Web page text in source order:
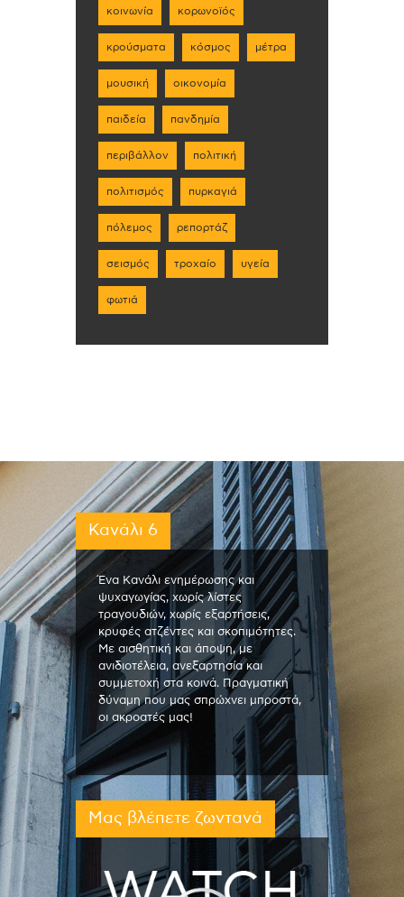
κοινωνία κορωνοϊός
κρούσματα κόσμος μέτρα
μουσική οικονομία
παιδεία πανδημία
περιβάλλον πολιτική
πολιτισμός πυρκαγιά
πόλεμος ρεπορτάζ
σεισμός τροχαίο υγεία
φωτιά
Κανάλι 6
Ένα Κανάλι ενημέρωσης και
ψυχαγωγίας, χωρίς λίστες
τραγουδιών, χωρίς εξαρτήσεις,
κρυφές ατζέντες και σκοπιμότητες.
Με αισθητική και άποψη, με
ανιδιοτέλεια, ανεξαρτησία και
συμμετοχή στα κοινά. Πραγματική
δύναμη που μας σπρώχνει μπροστά,
οι ακροατές μας!
Μας βλέπετε ζωντανά